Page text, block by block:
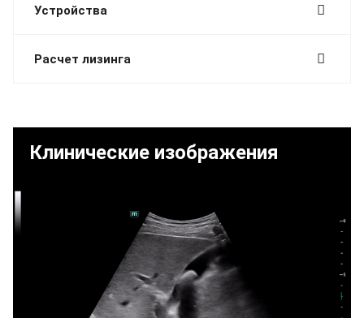
Устройства
Расчет лизинга
Клинические изображения